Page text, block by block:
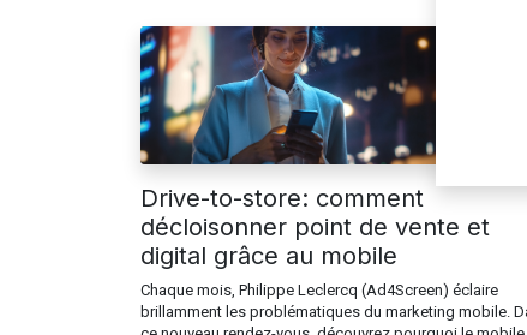
Drive-to-store: comment
décloisonner point de vente et
digital grâce au mobile
Chaque mois, Philippe Leclercq (Ad4Screen) éclaire
brillamment les problématiques du marketing mobile.